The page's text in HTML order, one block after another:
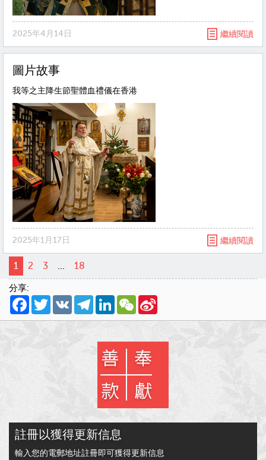
2025年4月14日 繼續閱讀
圖片故事
我等之主降生節聖體血禮儀在香港
2025年1月17日 繼續閱讀
1 2 3 ... 18
分享:
Facebook
TwitterVK TelegramLinkedInWeChat
註冊以獲得更新信息
輸入您的電郵地址註冊即可獲得更新信息